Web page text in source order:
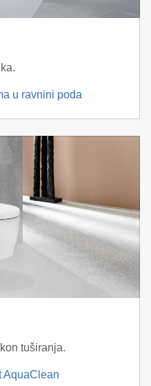
u ravnini poda
tuširanja.
AquaClean